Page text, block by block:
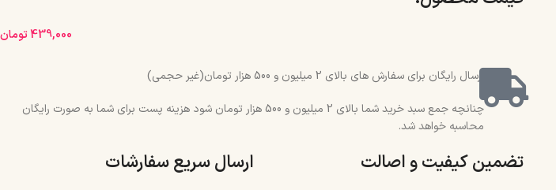
439,000تومان
ارسال رایگان برای سفارش های بالای 2 میلیون و 500 هزار تومان(غیر حجمی)
چنانچه جمع سبد خرید شما بالای 2 میلیون و 500 هزار تومان شود هزینه پست برای شما به صورت رایگان
محاسبه خواهد شد.
تضمین کیفیت و اصالت ارسال سریع سفارشات